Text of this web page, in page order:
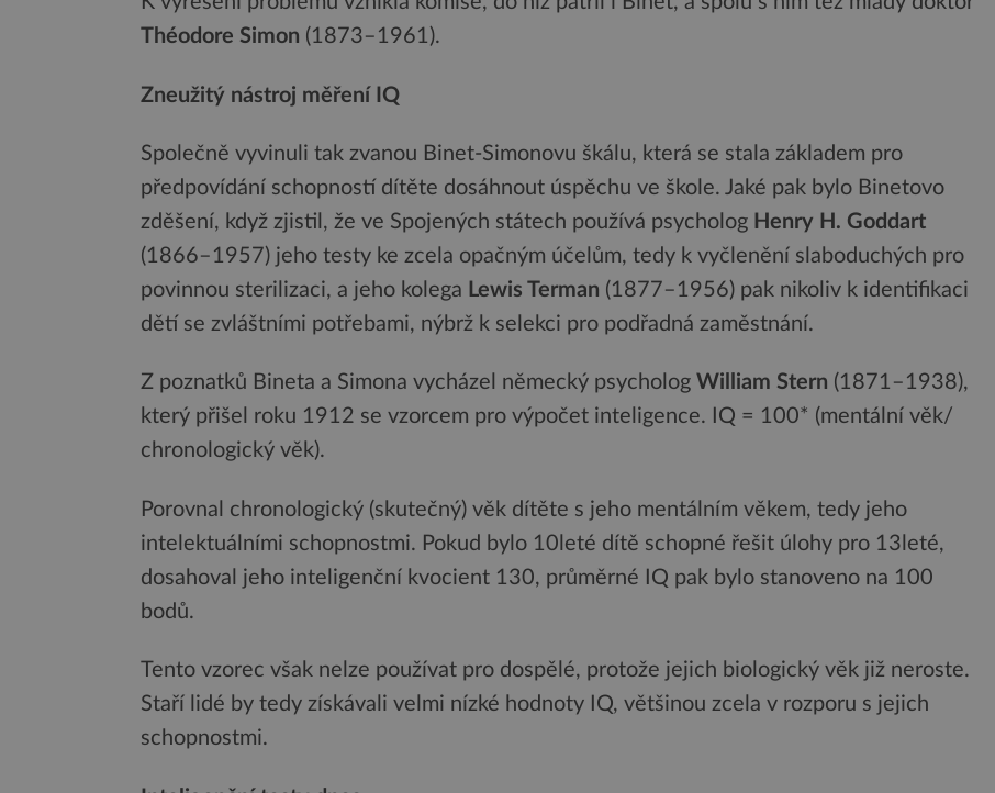
Théodore Simon (1873–1961).
Zneužitý nástroj měření IQ
Společně vyvinuli tak zvanou Binet-Simonovu škálu, která se stala základem pro
předpovídání schopností dítěte dosáhnout úspěchu ve škole. Jaké pak bylo Binetovo
zděšení, když zjistil, že ve Spojených státech používá psycholog Henry H. Goddart
(1866–1957) jeho testy ke zcela opačným účelům, tedy k vyčlenění slaboduchých pro
povinnou sterilizaci, a jeho kolega Lewis Terman (1877–1956) pak nikoliv k identifikaci
dětí se zvláštními potřebami, nýbrž k selekci pro podřadná zaměstnání.
Z poznatků Bineta a Simona vycházel německý psycholog William Stern (1871–1938),
který přišel roku 1912 se vzorcem pro výpočet inteligence. IQ = 100* (mentální věk/
chronologický věk).
Porovnal chronologický (skutečný) věk dítěte s jeho mentálním věkem, tedy jeho
intelektuálními schopnostmi. Pokud bylo 10leté dítě schopné řešit úlohy pro 13leté,
dosahoval jeho inteligenční kvocient 130, průměrné IQ pak bylo stanoveno na 100
bodů.
Tento vzorec však nelze používat pro dospělé, protože jejich biologický věk již neroste.
Staří lidé by tedy získávali velmi nízké hodnoty IQ, většinou zcela v rozporu s jejich
schopnostmi.